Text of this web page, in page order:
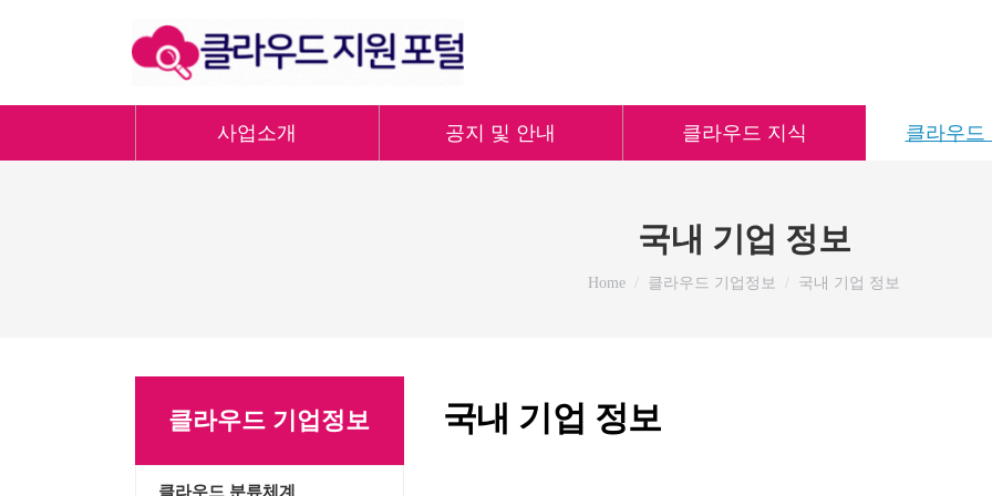
사업소개 공지 및 안내 클라우드 지식 클라우드
국내 기업 정보
You are here:
Home 클라우드 기업정보 국내 기업 정보
국내 기업 정보
클라우드 기업정보
클라우드 분류체계